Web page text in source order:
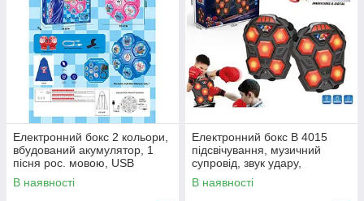
Електронний бокс 2 кольори,
вбудований акумулятор, 1
пісня рос. мовою, USB
кабель, підсвічування,
музика, режими гучності
В наявності
Електронний бокс B 4015
підсвічування, музичний
супровід, звук удару,
рукавички, на батарейках
В наявності